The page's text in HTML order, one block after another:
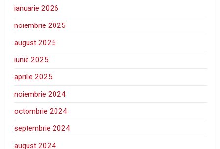
ianuarie 2026
noiembrie 2025
august 2025
iunie 2025
aprilie 2025
noiembrie 2024
octombrie 2024
septembrie 2024
august 2024